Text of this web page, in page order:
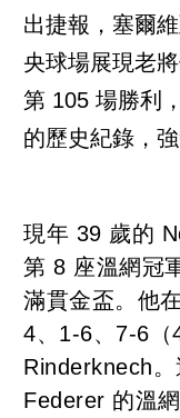
出捷報，塞爾
央球場展現老
第 105 場勝利
的歷史紀錄，
現年 39 歲的
第 8 座溫網冠
滿貫金盃。他
4、1-6、7-6（
Rinderknech
Federer 的溫